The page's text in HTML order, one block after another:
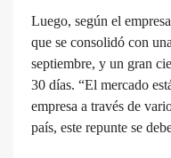
Luego, según el
que se consolidó con
septiembre, y un gran
30 días. “El mercado
empresa a través de
país, este repunte se